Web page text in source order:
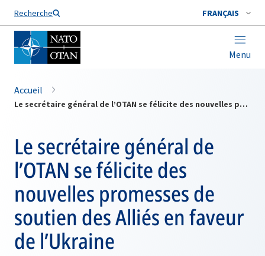
Recherche FRANÇAIS
Menu
Nom de famille*
Accueil
Le secrétaire général de l’OTAN se félicite des nouvelles promesses de soutien des Alliés en faveur de l’Ukraine
Le secrétaire général de
l’OTAN se félicite des
nouvelles promesses de
soutien des Alliés en faveur
de l’Ukraine